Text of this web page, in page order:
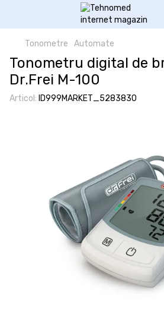
Tonometre Automate
Tonometru digital de
Dr.Frei M-100
Articol: ID999MARKET_5283830